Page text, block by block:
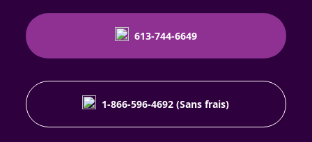
613-744-6649
1-866-596-4692 (Sans frais)